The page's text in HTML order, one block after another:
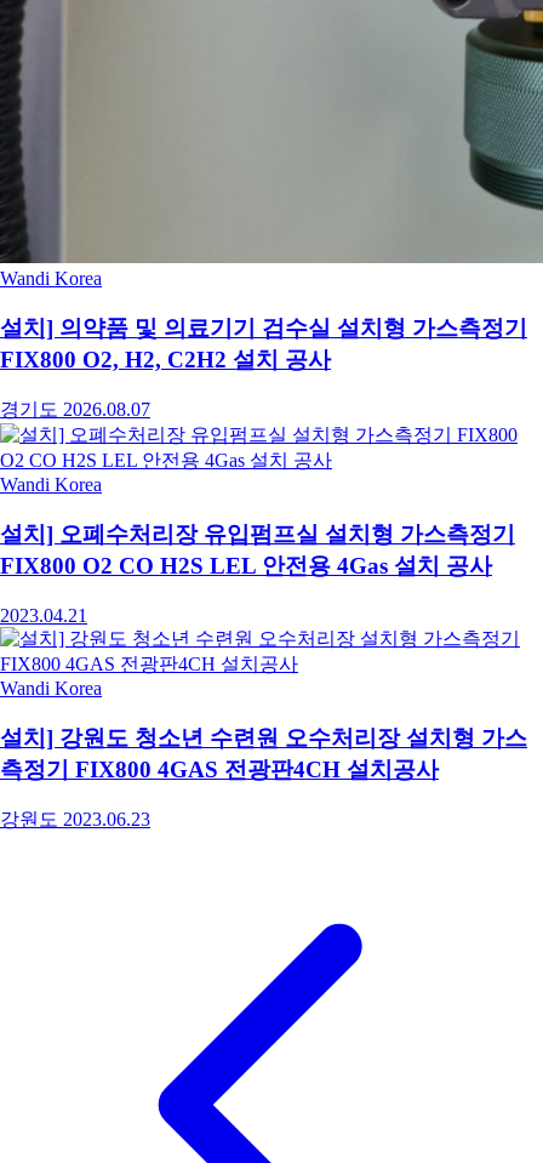
Wandi Korea
설치] 의약품 및 의료기기 검수실 설치형 가스측정기
FIX800 O2, H2, C2H2 설치 공사
경기도 2026.08.07
Wandi Korea
설치] 오폐수처리장 유입펌프실 설치형 가스측정기
FIX800 O2 CO H2S LEL 안전용 4Gas 설치 공사
2023.04.21
Wandi Korea
설치] 강원도 청소년 수련원 오수처리장 설치형 가스
측정기 FIX800 4GAS 전광판4CH 설치공사
강원도 2023.06.23